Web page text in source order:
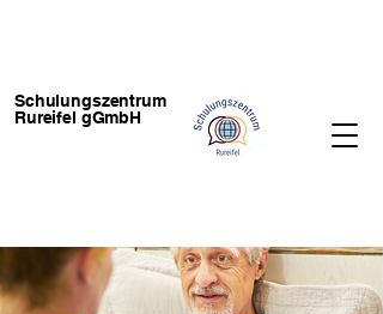
Schulungszentrum
Rureifel gGmbH